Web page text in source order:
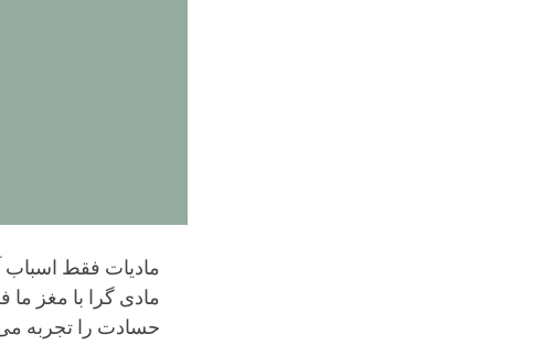
مادیات فقط
مادی گرا با مغز ما
حسادت را تجربه